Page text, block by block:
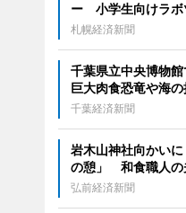
ー 小学生向けラボ
札幌経済新聞
千葉県立中央博物
巨大肉食恐竜や海
千葉経済新聞
岩木山神社向かい
の憩」 和食職人の
弘前経済新聞